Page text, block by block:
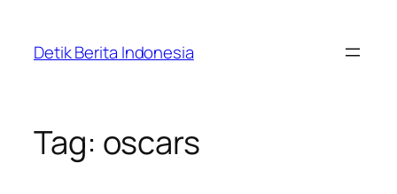
content
Detik Berita Indonesia
Tag: oscars